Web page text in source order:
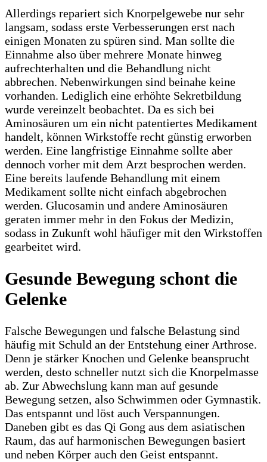
Allerdings repariert sich Knorpelgewebe nur sehr
langsam, sodass erste Verbesserungen erst nach
einigen Monaten zu spüren sind. Man sollte die
Einnahme also über mehrere Monate hinweg
aufrechterhalten und die Behandlung nicht
abbrechen. Nebenwirkungen sind beinahe keine
vorhanden. Lediglich eine erhöhte Sekretbildung
wurde vereinzelt beobachtet. Da es sich bei
Aminosäuren um ein nicht patentiertes Medikament
handelt, können Wirkstoffe recht günstig erworben
werden. Eine langfristige Einnahme sollte aber
dennoch vorher mit dem Arzt besprochen werden.
Eine bereits laufende Behandlung mit einem
Medikament sollte nicht einfach abgebrochen
werden. Glucosamin und andere Aminosäuren
geraten immer mehr in den Fokus der Medizin,
sodass in Zukunft wohl häufiger mit den Wirkstoffen
gearbeitet wird.
Gesunde Bewegung schont die
Gelenke
Falsche Bewegungen und falsche Belastung sind
häufig mit Schuld an der Entstehung einer Arthrose.
Denn je stärker Knochen und Gelenke beansprucht
werden, desto schneller nutzt sich die Knorpelmasse
ab. Zur Abwechslung kann man auf gesunde
Bewegung setzen, also Schwimmen oder Gymnastik.
Das entspannt und löst auch Verspannungen.
Daneben gibt es das Qi Gong aus dem asiatischen
Raum, das auf harmonischen Bewegungen basiert
und neben Körper auch den Geist entspannt.